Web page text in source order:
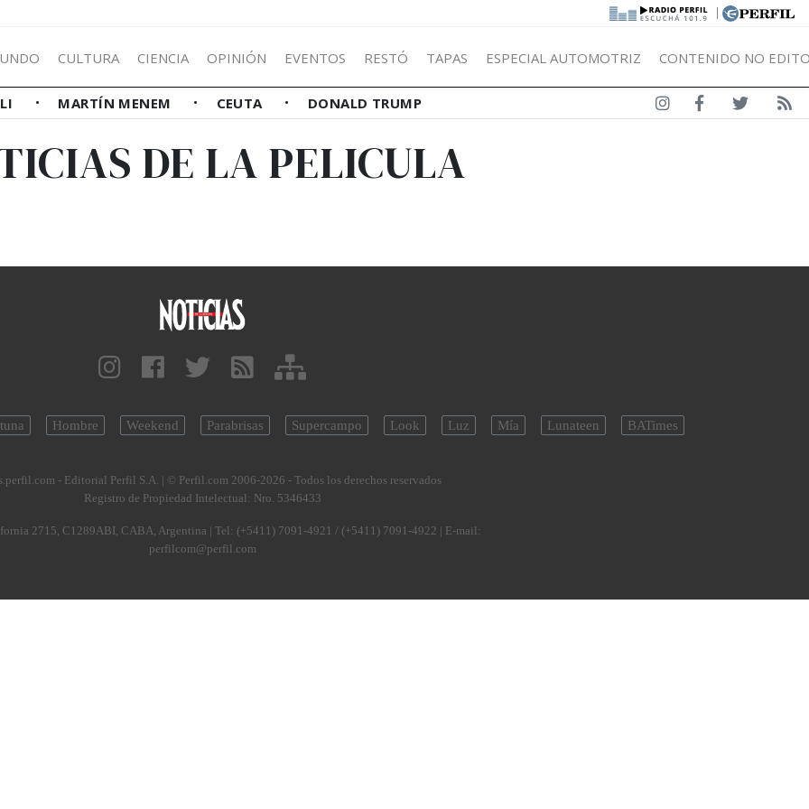
|
CULTURA CIENCIA OPINIÓN EVENTOS RESTÓ TAPAS ESPECIAL AUTOMOTRIZ CONTENIDO NO
MARTÍN MENEM CEUTA DONALD TRUMP
DE LA PELICULA
Hombre Weekend Parabrisas Supercampo Look Luz Mía Lunateen BATimes
- Editorial Perfil S.A. | © Perfil.com 2006-2026 - Todos los derechos reservados
Registro de Propiedad Intelectual: Nro. 5346433
2715, C1289ABI, CABA, Argentina | Tel: (+5411) 7091-4921 / (+5411) 7091-4922 | E-mail:
perfilcom@perfil.com